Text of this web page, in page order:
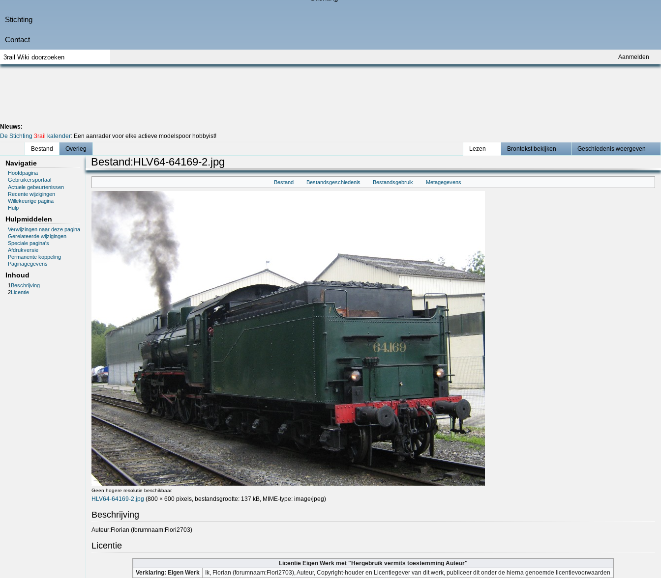
Aanmelden
Nieuws:
De Stichting 3rail kalender: Een aanrader voor elke actieve modelspoor hobbyist!
Bestand
Overleg Lezen Brontekst bekijken Geschiedenis weergeven
Navigatie
Hoofdpagina
Gebruikersportaal
Actuele gebeurtenissen
Recente wijzigingen
Willekeurige pagina
Hulp
Hulpmiddelen
Verwijzingen naar deze pagina
Gerelateerde wijzigingen
Speciale pagina's
Afdrukversie
Permanente koppeling
Paginagegevens
Inhoud
1 Beschrijving
2Licentie
Bestand:HLV64-64169-2.jpg
Bestand Bestandsgeschiedenis Bestandsgebruik Metagegevens
Geen hogere resolutie beschikbaar.
HLV64-64169-2.jpg (800 × 600 pixels, bestandsgrootte: 137 kB, MIME-type: image/jpeg)
Beschrijving
Auteur:Florian (forumnaam:Flori2703)
Licentie
Licentie Eigen Werk met "Hergebruik vermits toestemming Auteur"
Verklaring: Eigen Werk
Ik, Florian (forumnaam:Flori2703), Auteur, Copyright-houder en Licentiegever van dit werk, publiceer dit onder de hierna genoemde licentievoorwaarden